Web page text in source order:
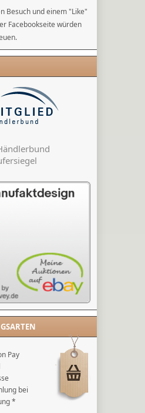
Besuch und einem "Like"
Facebookseite würden
Pay
bei
*